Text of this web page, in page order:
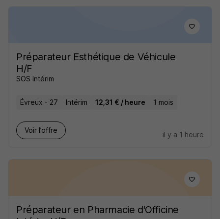
Préparateur Esthétique de Véhicule
H/F
SOS Intérim
Évreux - 27 Intérim 12,31 € / heure 1 mois
Voir l’offre
il y a 1 heure
Préparateur en Pharmacie d'Officine